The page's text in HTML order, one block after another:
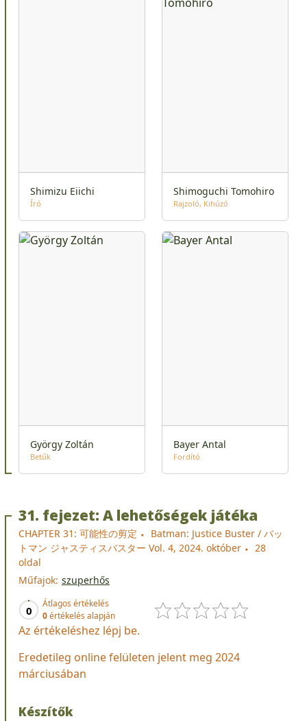
Shimizu Eiichi
Író
Shimoguchi Tomohiro
Rajzoló Kihúzó
György Zoltán
Betűk
Bayer Antal
Fordító
31. fejezet: A lehetőségek játéka
CHAPTER 31: 可能性の剪定
Batman: Justice Buster / バッ
トマン ジャスティスバスター Vol. 4, 2024. október
28
oldal
Műfajok: szuperhős
0
Átlagos értékelés
0értékelés alapján
Az értékeléshez lépj be.
Eredetileg online felületen jelent meg 2024
márciusában
Készítők